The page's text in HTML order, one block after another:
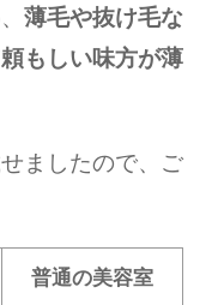
薄毛や抜け毛な
もしい味方が薄
ましたので、ご
普通の美容室